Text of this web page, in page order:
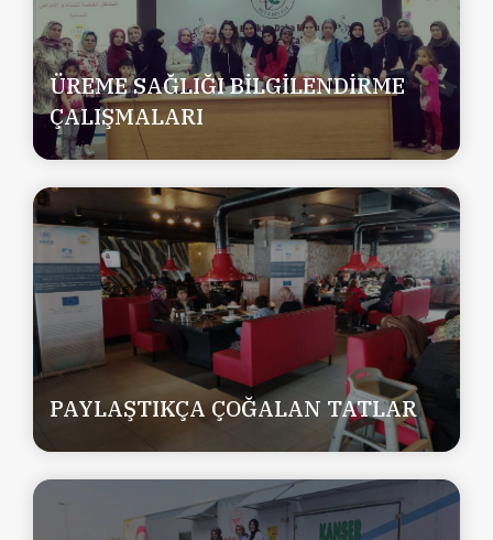
ÜREME SAĞLIĞI BİLGİLENDİRME
ÇALIŞMALARI
PAYLAŞTIKÇA ÇOĞALAN TATLAR